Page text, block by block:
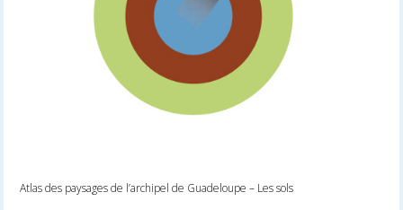
Atlas des paysages de l’archipel de Guadeloupe – Les sols